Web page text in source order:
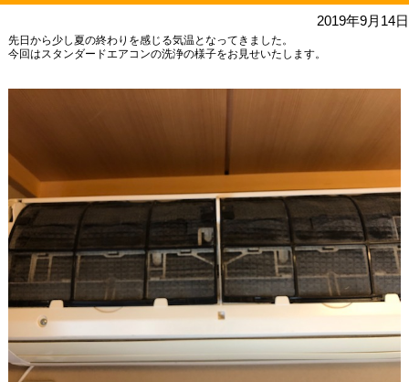
2019年9月14日
先日から少し夏の終わりを感じる気温となってきました。
今回はスタンダードエアコンの洗浄の様子をお見せいたします。